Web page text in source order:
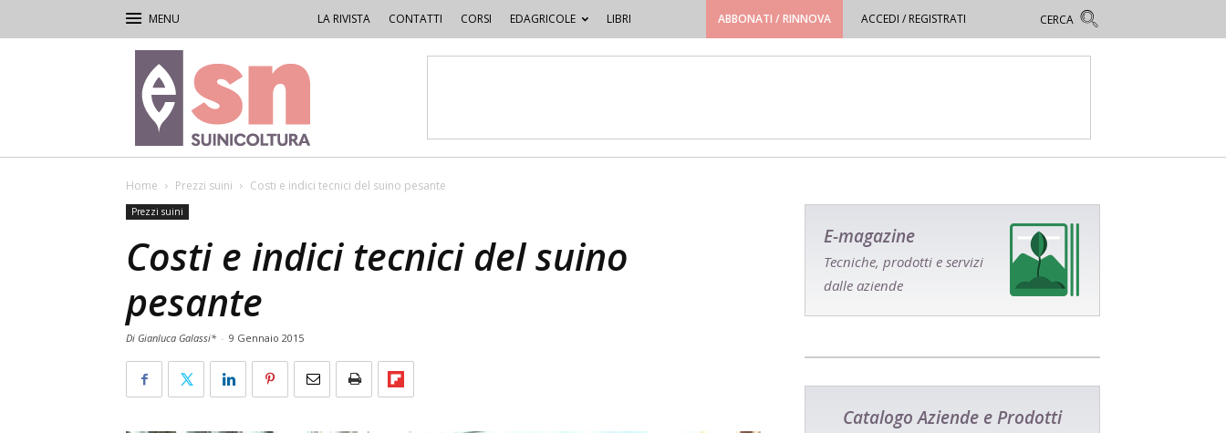
LA RIVISTA CONTATTI CORSI EDAGRICOLE LIBRI ABBONATI / RINNOVA ACCEDI / REGISTRATI
Rivista
di
Suinicoltura
Home Prezzi suini Costi e indici tecnici del suino pesante
Prezzi suini
Costi e indici tecnici del suino
pesante
Di Gianluca Galassi* - 9 Gennaio 2015
E-magazine
Tecniche, prodotti e servizi
dalle aziende
Catalogo Aziende e Prodotti